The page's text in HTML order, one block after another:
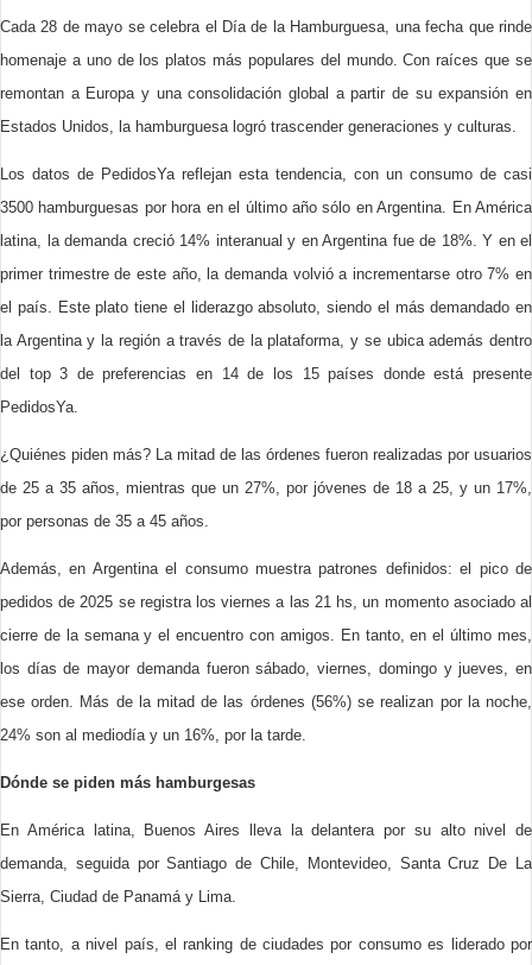
Cada 28 de mayo se celebra el Día de la Hamburguesa, una fecha que rinde
homenaje a uno de los platos más populares del mundo. Con raíces que se
remontan a Europa y una consolidación global a partir de su expansión en
Estados Unidos, la hamburguesa logró trascender generaciones y culturas.
Los datos de PedidosYa reflejan esta tendencia, con un consumo de casi
3500 hamburguesas por hora en el último año sólo en Argentina. En América
latina, la demanda creció 14% interanual y en Argentina fue de 18%. Y en el
primer trimestre de este año, la demanda volvió a incrementarse otro 7% en
el país. Este plato tiene el liderazgo absoluto, siendo el más demandado en
la Argentina y la región a través de la plataforma, y se ubica además dentro
del top 3 de preferencias en 14 de los 15 países donde está presente
PedidosYa.
¿Quiénes piden más? La mitad de las órdenes fueron realizadas por usuarios
de 25 a 35 años, mientras que un 27%, por jóvenes de 18 a 25, y un 17%,
por personas de 35 a 45 años.
Además, en Argentina el consumo muestra patrones definidos: el pico de
pedidos de 2025 se registra los viernes a las 21 hs, un momento asociado al
cierre de la semana y el encuentro con amigos. En tanto, en el último mes,
los días de mayor demanda fueron sábado, viernes, domingo y jueves, en
ese orden. Más de la mitad de las órdenes (56%) se realizan por la noche,
24% son al mediodía y un 16%, por la tarde.
Dónde se piden más hamburgesas
En América latina, Buenos Aires lleva la delantera por su alto nivel de
demanda, seguida por Santiago de Chile, Montevideo, Santa Cruz De La
Sierra, Ciudad de Panamá y Lima.
En tanto, a nivel país, el ranking de ciudades por consumo es liderado por